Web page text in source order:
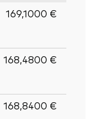
169,1000 €
168,4800 €
168,8400 €